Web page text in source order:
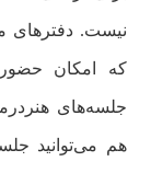
نیست. دفترهای
که امکان حضور
جلسه‌های
هم می‌توانید